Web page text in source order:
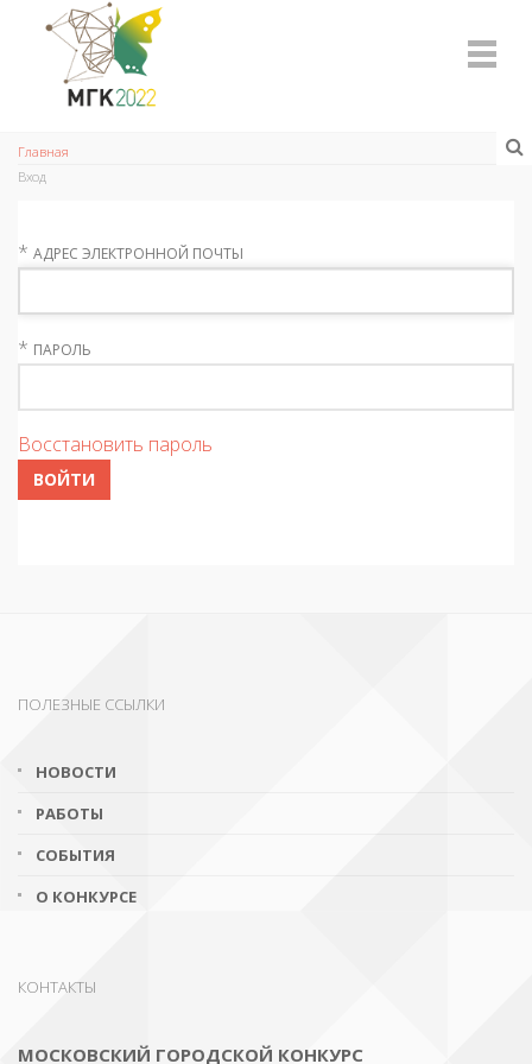
Главная
Вход
* АДРЕС ЭЛЕКТРОННОЙ ПОЧТЫ
* ПАРОЛЬ
Восстановить пароль
ВОЙТИ
ПОЛЕЗНЫЕ ССЫЛКИ
НОВОСТИ
РАБОТЫ
СОБЫТИЯ
О КОНКУРСЕ
КОНТАКТЫ
МОСКОВСКИЙ ГОРОДСКОЙ КОНКУРС